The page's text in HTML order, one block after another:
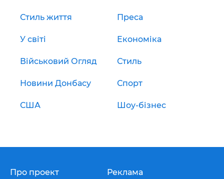
Стиль життя Преса
У світі Економіка
Військовий Огляд Стиль
Новини Донбасу Спорт
США Шоу-бізнес
Про проект Реклама